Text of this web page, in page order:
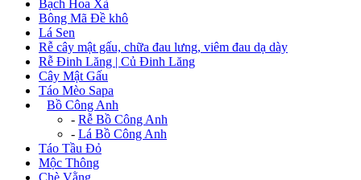
Bạch Hoa Xà
Bông Mã Đề khô
Lá Sen
Rễ cây mật gấu, chữa đau lưng, viêm đau dạ dày
Rễ Đinh Lăng | Củ Đinh Lăng
Cây Mật Gấu
Táo Mèo Sapa
Bồ Công Anh
- Rễ Bồ Công Anh
- Lá Bồ Công Anh
Táo Tầu Đỏ
Mộc Thông
Chè Vằng